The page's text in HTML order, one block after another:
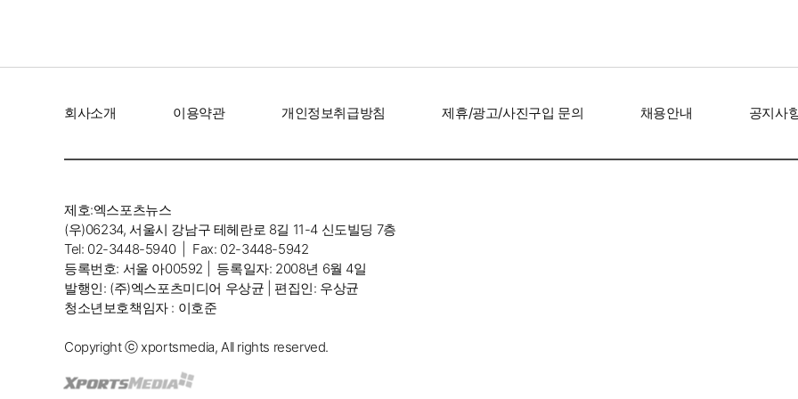
회사소개 이용약관 개인정보취급방침 제휴/광고/사진구입 문의 채용안내 공지사
제호:엑스포츠뉴스
(우)06234, 서울시 강남구 테헤란로 8길 11-4 신도빌딩 7층
Tel: 02-3448-5940 |
Fax: 02-3448-5942
등록번호: 서울 아00592 |
등록일자: 2008년 6월 4일
발행인: (주)엑스포츠미디어 우상균 | 편집인: 우상균
청소년보호책임자 : 이호준
Copyright ⓒ xportsmedia, All rights reserved.